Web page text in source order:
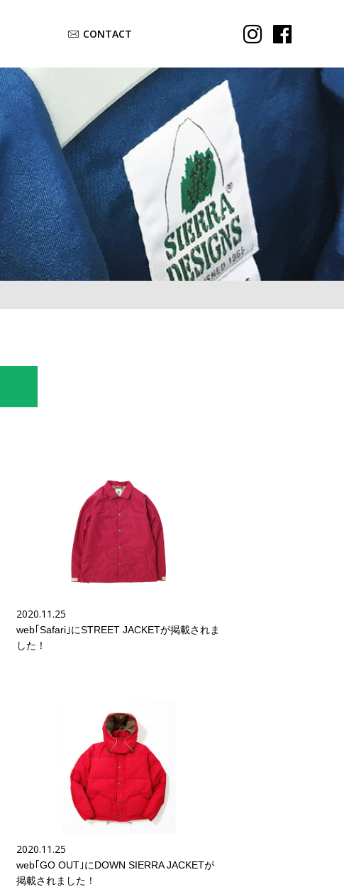
CONTACT
2020.11.25
web｢Safari｣にSTREET JACKETが掲載されま
した！
2020.11.25
web｢GO OUT｣にDOWN SIERRA JACKETが
掲載されました！